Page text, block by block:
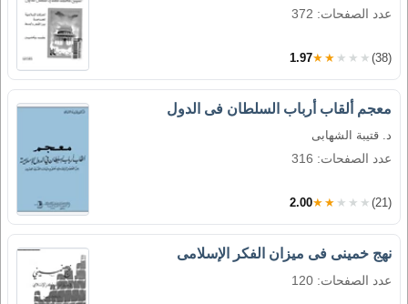
عدد الصفحات: 372
1.97★★★★★ (38)
معجم ألقاب أرباب السلطان فى الدول
د. قتيبة الشهابى
عدد الصفحات: 316
2.00★★★★★ (21)
نهج خمينى فى ميزان الفكر الإسلامى
عدد الصفحات: 120